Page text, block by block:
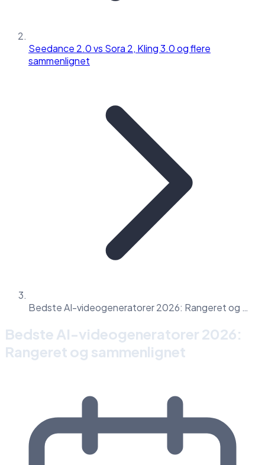
Seedance 2.0 vs Sora 2, Kling 3.0 og flere
sammenlignet
Bedste AI-videogeneratorer 2026: Rangeret og …
Bedste AI-videogeneratorer 2026:
Rangeret og sammenlignet